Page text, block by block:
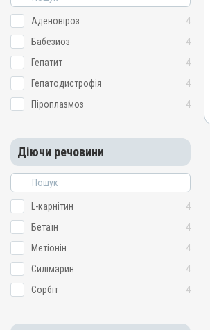
Аденовіроз
4
Бабезиоз
4
Гепатит
4
Гепатодистрофія
4
Піроплазмоз
4
Діючи речовини
L-карнітин
4
Бетаїн
4
Метіонін
4
Силімарин
4
Сорбіт
4